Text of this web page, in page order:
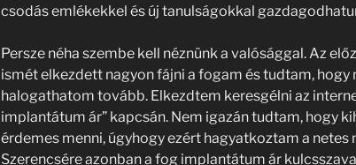
csodás emlékekkel és új tanulságokkal
Persze néha szembe kell néznünk a valósággal. Az
ismét elkezdett nagyon fájni a fogam és tudtam, hogy
halogathatom tovább. Elkezdtem keresgélni az
implantátum ár” kapcsán. Nem igazán tudtam, hogy
érdemes menni, úgyhogy ezért hagyatkoztam a netes
Szerencsére azonban a fog implantátum ár